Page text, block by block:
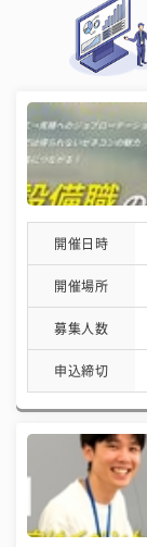
開催日時
開催場所
募集人数
申込締切